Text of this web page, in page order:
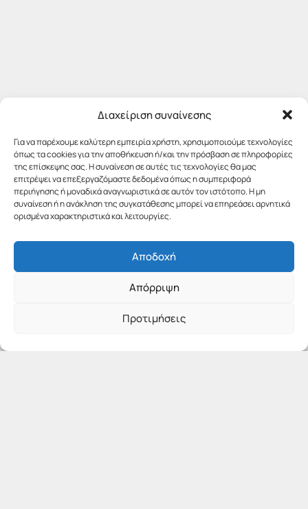
Διαχείριση συναίνεσης
Για να παρέχουμε καλύτερη εμπειρία χρήστη, χρησιμοποιούμε τεχνολογίες
όπως τα cookies για την αποθήκευση ή/και την πρόσβαση σε πληροφορίες
της επίσκεψης σας. Η συναίνεση σε αυτές τις τεχνολογίες θα μας
επιτρέψει να επεξεργαζόμαστε δεδομένα όπως η συμπεριφορά
περιήγησης ή μοναδικά αναγνωριστικά σε αυτόν τον ιστότοπο. Η μη
συναίνεση ή η ανάκληση της συγκατάθεσης μπορεί να επηρεάσει αρνητικά
ορισμένα χαρακτηριστικά και λειτουργίες.
Αποδοχή
Απόρριψη
Προτιμήσεις